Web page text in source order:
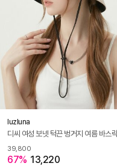
luzluna
39,800
67% 13,220